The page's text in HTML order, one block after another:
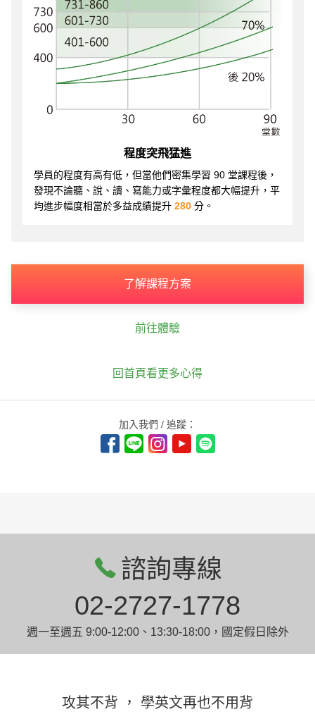
程度突飛猛進
學員的程度有高有低，但當他們密集學習 90 堂課程後，
發現不論聽、說、讀、寫能力或字彙程度都大幅提升，平
均進步幅度相當於多益成績提升 280 分。
了解課程方案
前往體驗
回首頁看更多心得
加入我們 / 追蹤：
諮詢專線
02-2727-1778
週一至週五 9:00-12:00、13:30-18:00，國定假日除外
攻其不背 ， 學英文再也不用背